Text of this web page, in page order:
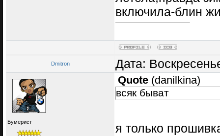
включила-блин
Dmitron Дата:
Бумерист
Quote (danilkina)
всяк быват
я только